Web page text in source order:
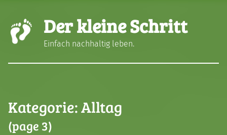
Der kleine Schritt
Einfach nachhaltig leben.
Kategorie:Alltag
(page 3)